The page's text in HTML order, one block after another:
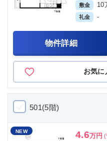
敷金 10
礼金 -
物件詳細
お気に
501(5階)
NEW 4.6万円